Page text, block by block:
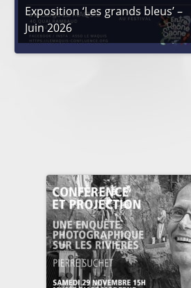
Exposition ‘Les grands bleus’ –
Juin 2026